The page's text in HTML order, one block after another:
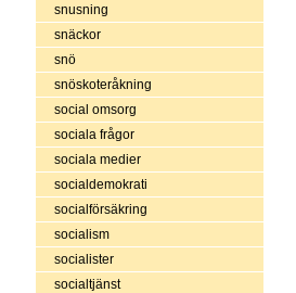
snusning
snäckor
snö
snöskoteråkning
social omsorg
sociala frågor
sociala medier
socialdemokrati
socialförsäkring
socialism
socialister
socialtjänst